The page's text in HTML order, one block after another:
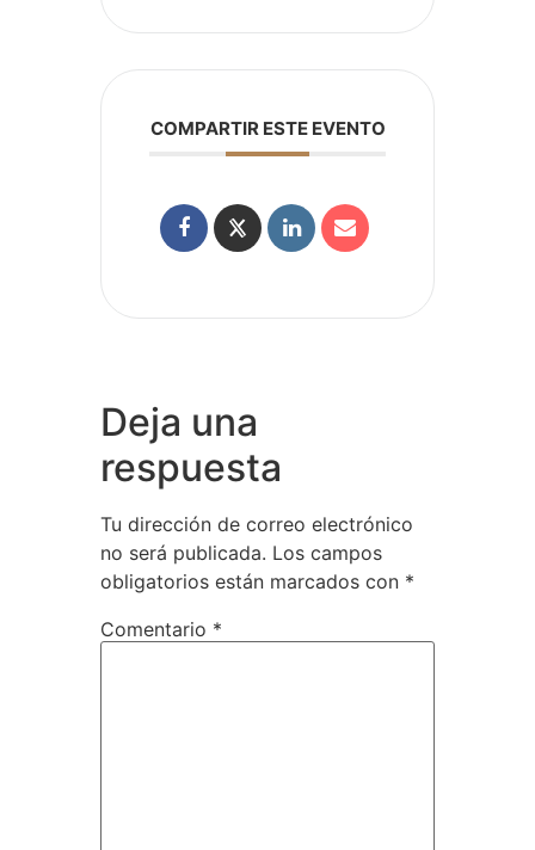
COMPARTIR ESTE EVENTO
Deja una
respuesta
Tu dirección de correo electrónico
no será publicada. Los campos
obligatorios están marcados con *
Comentario *